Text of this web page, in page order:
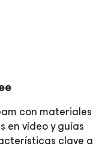
con materiales
en vídeo y guías
clave a